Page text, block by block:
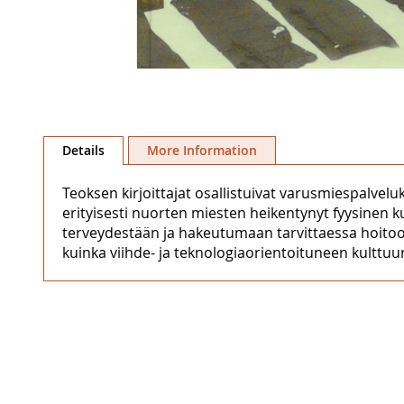
to
the
images
gallery
Details
Teoksen kirjoittajat osallistuivat
erityisesti nuorten miesten heikentynyt fyysinen
terveydestään ja hakeutumaan tarvittaessa
kuinka viihde- ja teknologiaorientoituneen
More Information